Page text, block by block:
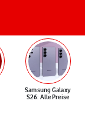
Samsung Galaxy
S26: Alle Preise